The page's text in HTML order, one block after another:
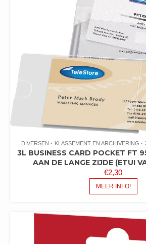
DIVERSEN KLASSEMENT EN ARCHIVERING
3L BUSINESS CARD POCKET FT
AAN DE LANGE ZIJDE (ETUI
€2,30
MEER INFO!